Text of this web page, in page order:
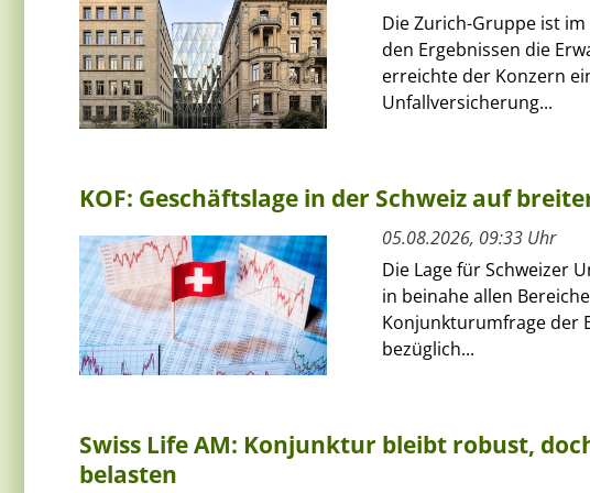
Die Zurich-Gruppe ist
den Ergebnissen die
erreichte der Konzern
Unfallversicherung...
KOF: Geschäftslage in der Schweiz auf
05.08.2026, 09:33 Uhr
Die Lage für Schweizer
in beinahe allen
Konjunkturumfrage der
bezüglich...
Swiss Life AM: Konjunktur bleibt robust,
belasten